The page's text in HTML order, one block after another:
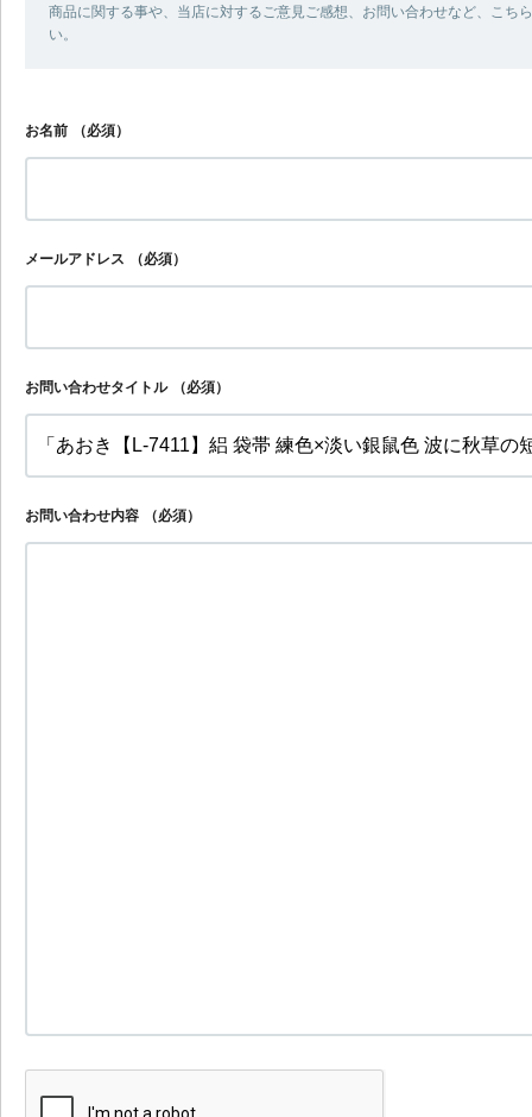
商品に関する事や、当店に対するご意見ご感想、お問い合わせなど、こち
い。
お名前 （必須）
メールアドレス （必須）
お問い合わせタイトル （必須）
お問い合わせ内容 （必須）